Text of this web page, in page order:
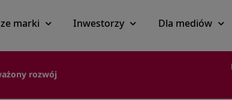
marki Inwestorzy Dla mediów
rozwój